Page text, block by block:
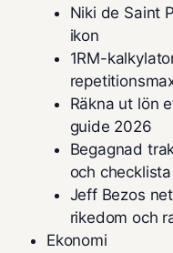
Niki de Saint
ikon
1RM-
Räkna ut lön
guide 2026
Begagnad
och checklista
Jeff Bezos
rikedom och
Ekonomi